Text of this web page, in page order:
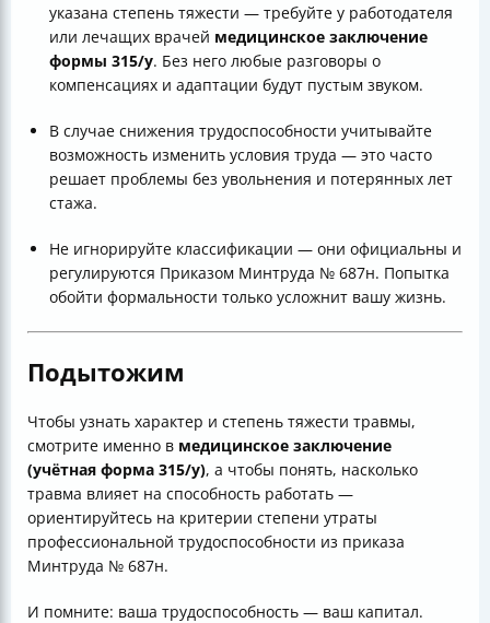
указана степень тяжести — требуйте у работодателя
или лечащих врачей медицинское заключение
формы 315/у. Без него любые разговоры о
компенсациях и адаптации будут пустым звуком.
В случае снижения трудоспособности учитывайте
возможность изменить условия труда — это часто
решает проблемы без увольнения и потерянных лет
стажа.
Не игнорируйте классификации — они официальны и
регулируются Приказом Минтруда № 687н. Попытка
обойти формальности только усложнит вашу жизнь.
Подытожим
Чтобы узнать характер и степень тяжести травмы,
смотрите именно в медицинское заключение
(учётная форма 315/у), а чтобы понять, насколько
травма влияет на способность работать —
ориентируйтесь на критерии степени утраты
профессиональной трудоспособности из приказа
Минтруда № 687н.
И помните: ваша трудоспособность — ваш капитал.